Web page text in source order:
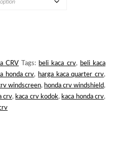
CRV Tags: beli kaca crv, beli kaca
honda crv, harga kaca quarter crv,
windscreen, honda crv windshield,
crv, kaca crv kodok, kaca honda crv,